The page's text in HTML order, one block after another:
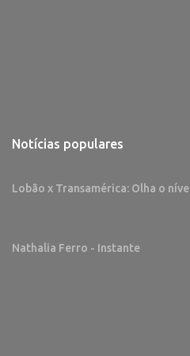
Notícias populares
Lobão x Transamérica: Olha o
Nathalia Ferro - Instante